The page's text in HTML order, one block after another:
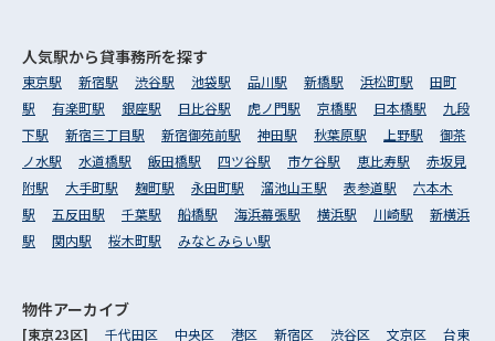
人気駅から貸事務所を探す
東京駅 新宿駅 渋谷駅 池袋駅 品川駅 新橋駅 浜松町駅
田町
駅
有楽町駅 銀座駅 日比谷駅 虎ノ門駅 京橋駅 日本橋駅
九段
下駅
新宿三丁目駅 新宿御苑前駅 神田駅 秋葉原駅 上野駅
御茶
ノ水駅
水道橋駅 飯田橋駅 四ツ谷駅 市ケ谷駅 恵比寿駅
赤坂見
附駅
大手町駅 麹町駅 永田町駅 溜池山王駅 表参道駅
六本木
駅
五反田駅 千葉駅 船橋駅 海浜幕張駅 横浜駅 川崎駅
新横浜
駅
関内駅 桜木町駅 みなとみらい駅
物件アーカイブ
[東京23区] 千代田区 中央区 港区 新宿区 渋谷区 文京区 台東